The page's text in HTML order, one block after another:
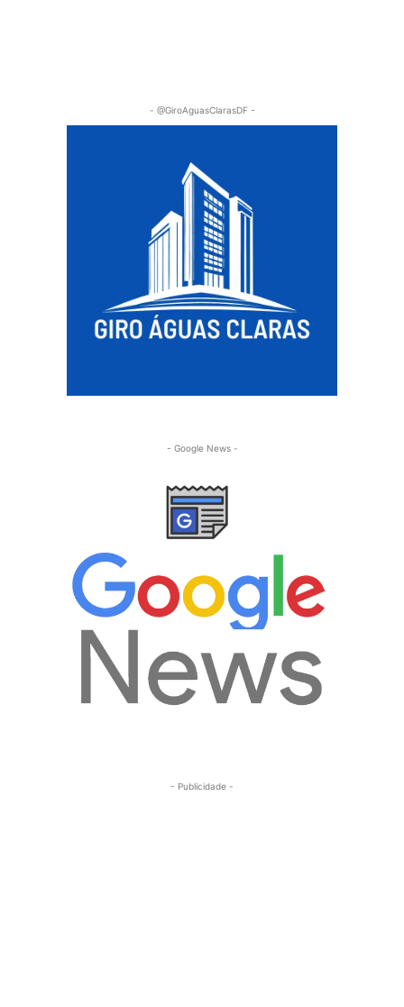
- @GiroAguasClarasDF -
- Google News -
- Publicidade -